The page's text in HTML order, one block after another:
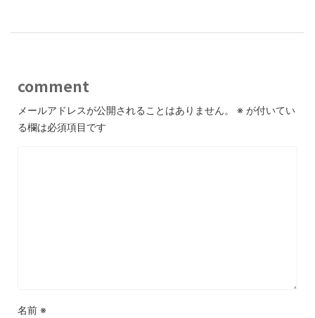
comment
メールアドレスが公開されることはありません。 ※ が付いてい
る欄は必須項目です
名前 ※